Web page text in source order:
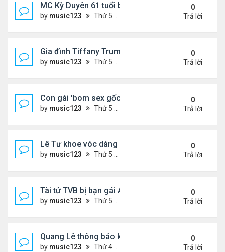
MC Kỳ Duyên 61 tuổi bị soi nhan sắc khi
by music123 Thứ 5 Tháng 7 30, 2026 6:37 pm
0
Trả lời
Gia đình Tiffany Trump đi nghỉ ở Spain
by music123 Thứ 5 Tháng 7 30, 2026 6:33 pm
0
Trả lời
Con gái 'bom sex gốc Việt' đón tuổi 18
by music123 Thứ 5 Tháng 7 30, 2026 6:30 pm
0
Trả lời
Lê Tư khoe vóc dáng ở châu Âu
by music123 Thứ 5 Tháng 7 30, 2026 6:23 pm
0
Trả lời
Tài tử TVB bị bạn gái Á hậu phản bội giờ ra sao?
by music123 Thứ 5 Tháng 7 30, 2026 6:18 pm
0
Trả lời
Quang Lê thông báo khẩn cấp
by music123 Thứ 4 Tháng 7 29, 2026 5:52 pm
0
Trả lời